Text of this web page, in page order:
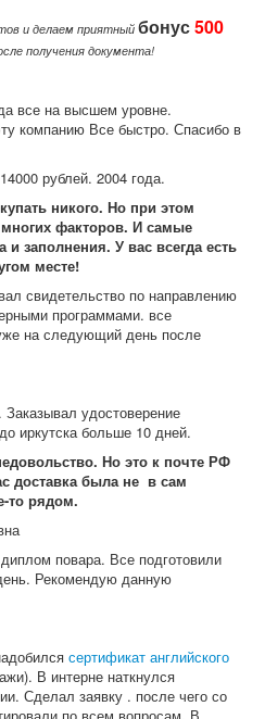
установленных
за выбор нашей
и делаем приятный бонус500
получения документа!
все на высшем уровне.
компанию Все быстро. Спасибо в
рублей. 2004 года.
никого. Но при этом
факторов. И самые
и заполнения. У вас всегда есть
месте!
свидетельство по направлению
программами. все
на следующий день после
удостоверение
иркутска больше 10 дней.
Но это к почте РФ
доставка была не в сам
то рядом.
повара. Все подготовили
Рекомендую данную
сертификат английского
В интерне наткнулся
Сделал заявку . после чего со